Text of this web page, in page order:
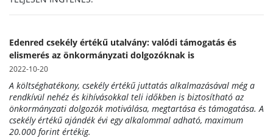
Edenred csekély értékű utalvány: valódi támogatás és
elismerés az önkormányzati dolgozóknak is
2022-10-20
A költséghatékony, csekély értékű juttatás alkalmazásával még a
rendkívül nehéz és kihívásokkal teli időkben is biztosítható az
önkormányzati dolgozók motiválása, megtartása és támogatása. A
csekély értékű ajándék évi egy alkalommal adható, maximum
20.000 forint értékig.